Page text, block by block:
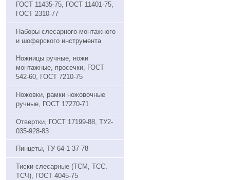
ГОСТ 11435-75, ГОСТ 11401-75,
ГОСТ 2310-77
Наборы слесарного-монтажного
и шоферского инструмента
Ножницы ручные, ножи
монтажные, просечки, ГОСТ
542-60, ГОСТ 7210-75
Ножовки, рамки ножовочные
ручные, ГОСТ 17270-71
Отвертки, ГОСТ 17199-88, ТУ2-
035-928-83
Пинцеты, ТУ 64-1-37-78
Тиски слесарные (ТСМ, ТСС,
ТСЧ), ГОСТ 4045-75